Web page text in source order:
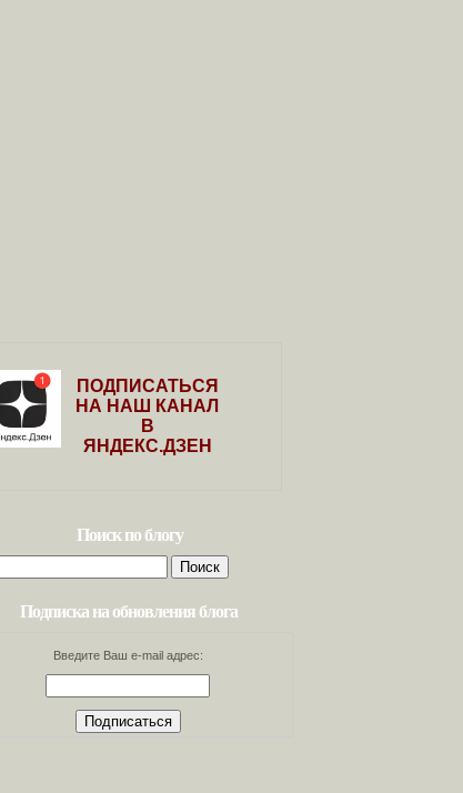
ПОДПИСАТЬСЯ
НА НАШ КАНАЛ
В
ЯНДЕКС.ДЗЕН
Поиск по блогу
Подписка на обновления блога
Введите Ваш e-mail адрес: